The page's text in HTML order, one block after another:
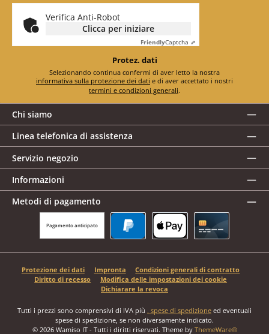
*
Verifica Anti-Robot
Clicca per iniziare
FriendlyCaptcha ⇗
Protez. dati
informativa sulla protezione dei dati
termini e condizioni generali.
Chi siamo
Linea telefonica di assistenza
Servizio negozio
Informazioni
Metodi di pagamento
Pagamento anticipato
Protezione dei dati Impronta
Condizioni generali di contratto
Diritto di recesso
Modifica delle impostazioni dei cookie
Dichiarare la revoca
Tutti i prezzi sono comprensivi di IVA più , spese di spedizione ed eventuali
spese di spedizione, se non diversamente indicato.
© 2026 Wamiso IT - Tutti i diritti riservati. Theme by ThemeWare®